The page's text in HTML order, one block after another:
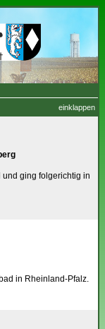
einklappen
und ging folgerichtig in
in Rheinland-Pfalz.